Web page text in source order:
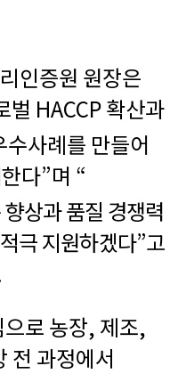
인증원 원장은
벌 HACCP 확산과
수사례를 만들어
다”며 “
상과 품질 경쟁력
극 지원하겠다”고
로 농장, 제조,
전 과정에서